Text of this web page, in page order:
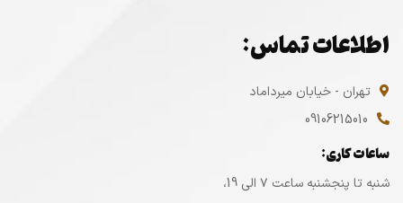
اطلاعات تماس:
تهران - خیابان میرداماد
09106215010
ساعات کاری:
شنبه تا پنجشنبه ساعت ۷ الی 19،